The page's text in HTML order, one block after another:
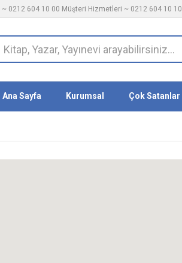
~ 0212 604 10 00 Müşteri Hizmetleri ~ 0212 604 10 10
Ana Sayfa Kurumsal Çok Satanlar